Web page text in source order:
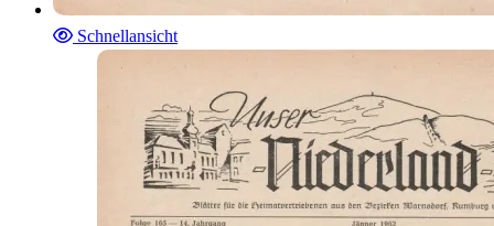
Schnellansicht